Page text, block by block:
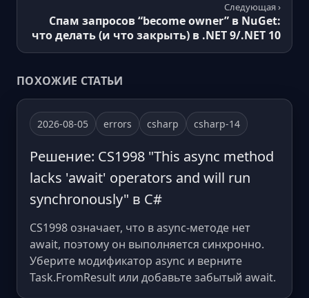
Следующая ›
Спам запросов “become owner” в NuGet:
что делать (и что закрыть) в .NET 9/.NET 10
ПОХОЖИЕ СТАТЬИ
2026-08-05 errors csharp csharp-14
Решение: CS1998 "This async method
lacks 'await' operators and will run
synchronously" в C#
CS1998 означает, что в async-методе нет
await, поэтому он выполняется синхронно.
Уберите модификатор async и верните
Task.FromResult или добавьте забытый await.